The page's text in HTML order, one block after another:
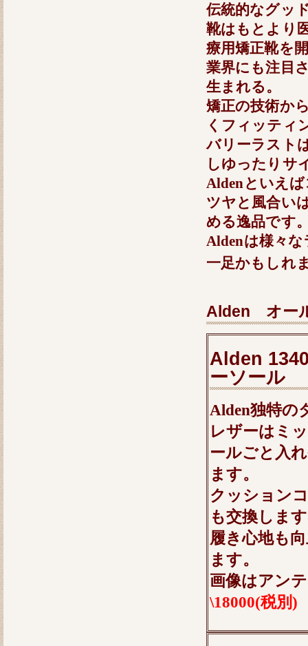
伝統的なグッ
靴はもとより
療用矯正靴を
業界にも注目
生まれる。
矯正の技術か
くフィッティ
バリーラスト
しゆったりサ
Aldenといえ
ツヤと風合い
める逸品です
Aldenは様々
一足かもしれ
Alden オー
Alden
ーソール
Alden独特の
レザーはミ
ールごと入
ます。
クッション
も交換しま
履き心地も
ます。
画像はアン
\18000(税別)